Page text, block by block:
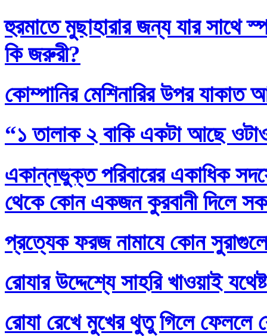
হুরমাতে মুছাহারার জন্য যার সাথে
কি জরুরী?
কোম্পানির মেশিনারির উপর যাকাত
“১ তালাক ২ বাকি একটা আছে
একান্নভুক্ত পরিবারের একাধিক
থেকে কোন একজন কুরবানী দিলে
প্রত্যেক ফরজ নামাযে কোন
রোযার উদ্দেশ্যে সাহরি খাওয়াই
রোযা রেখে মুখের থুতু গিলে ফেললে